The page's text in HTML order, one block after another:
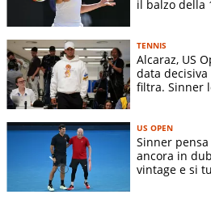
il balzo della
TENNIS
Alcaraz, US
data decisiva
filtra. Sinner
US OPEN
Sinner
ancora in
vintage e si